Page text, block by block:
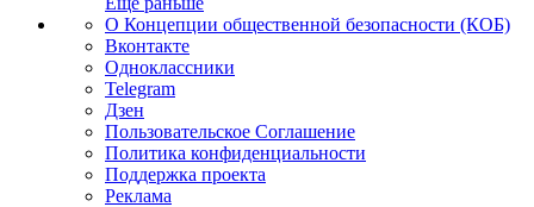
О Концепции общественной безопасности (КОБ)
Вконтакте
Одноклассники
Telegram
Дзен
Пользовательское Соглашение
Политика конфиденциальности
Поддержка проекта
Реклама